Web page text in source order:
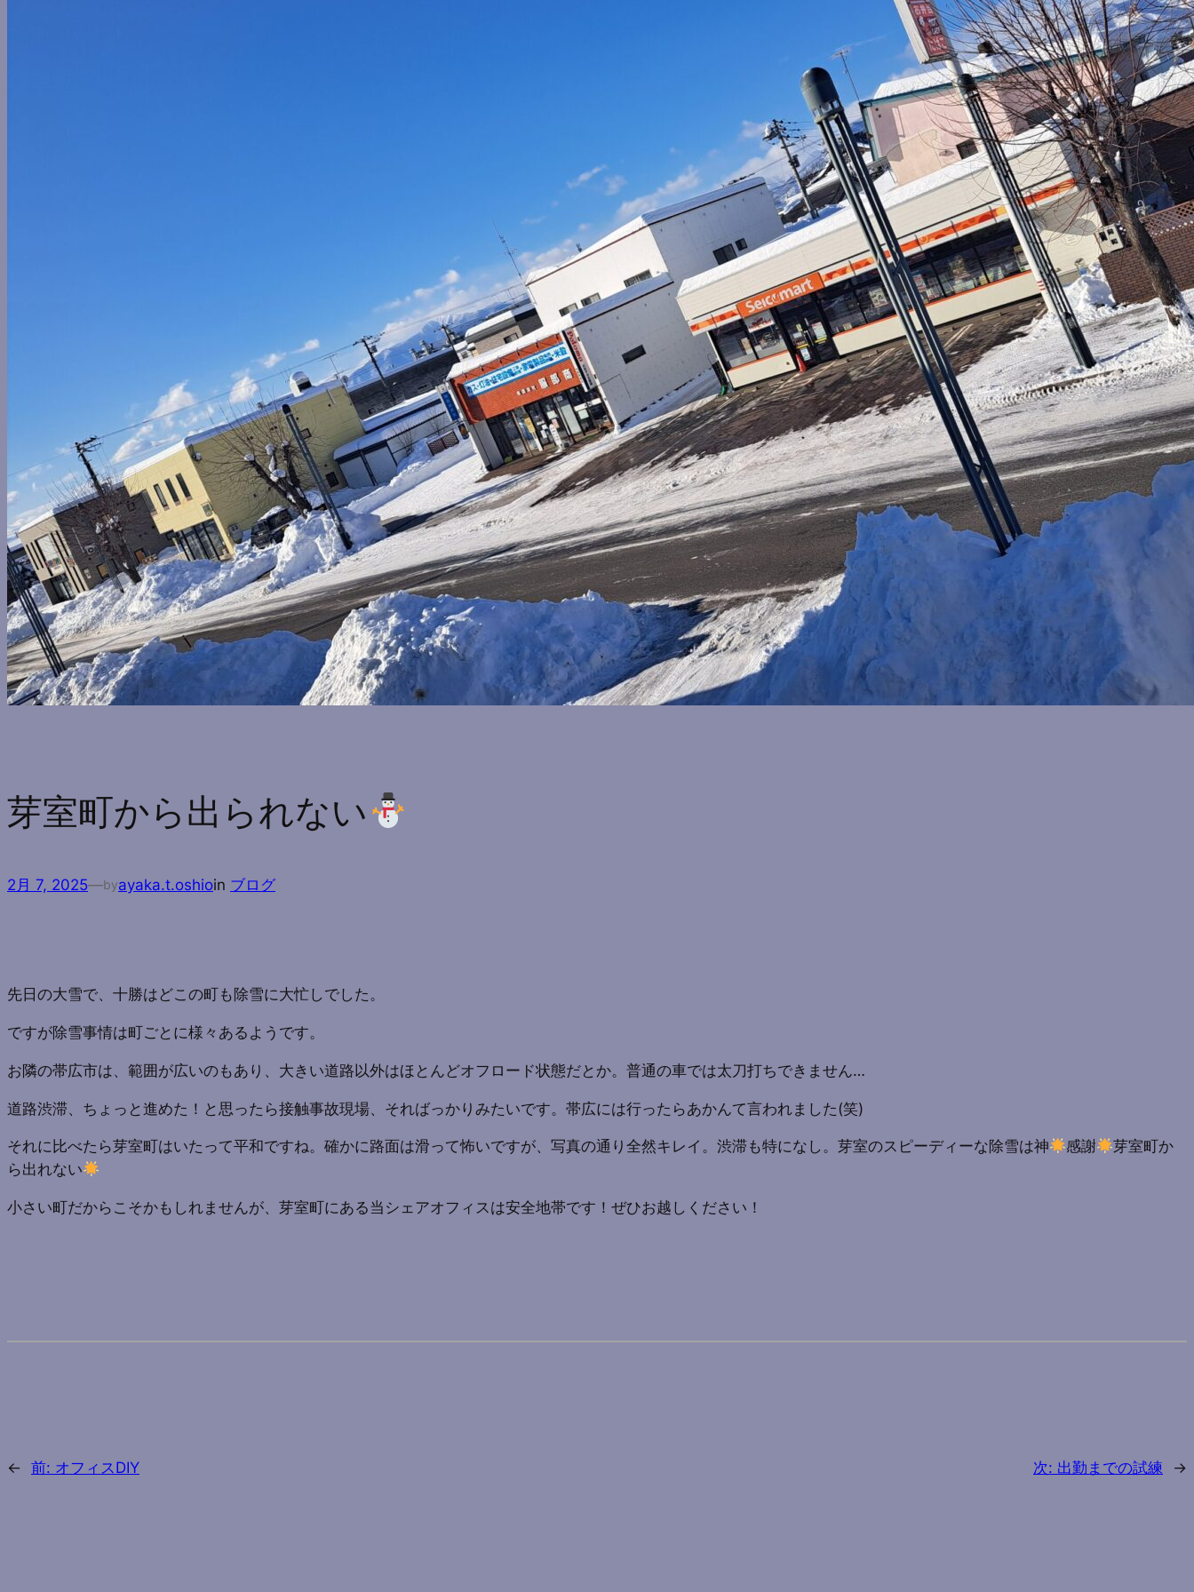
芽室町から出られない
2月 7, 2025—byayaka.t.oshioin ブログ
先日の大雪で、十勝はどこの町も除雪に大忙しでした。
ですが除雪事情は町ごとに様々あるようです。
お隣の帯広市は、範囲が広いのもあり、大きい道路以外はほとんどオフロード状態だとか。普通の車では太刀打ちできません…
道路渋滞、ちょっと進めた！と思ったら接触事故現場、そればっかりみたいです。帯広には行ったらあかんて言われました(笑)
それに比べたら芽室町はいたって平和ですね。確かに路面は滑って怖いですが、写真の通り全然キレイ。渋滞も特になし。芽室のスピーディーな除雪は神 感謝
芽室町か
ら出れない
小さい町だからこそかもしれませんが、芽室町にある当シェアオフィスは安全地帯です！ぜひお越しください！
← 前: オフィスDIY 次: 出勤までの試練 →